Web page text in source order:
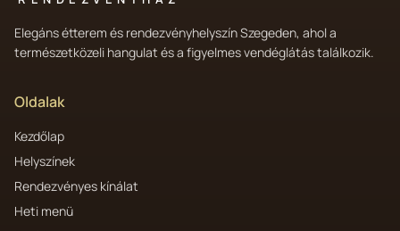
Elegáns étterem és rendezvényhelyszín Szegeden, ahol a
természetközeli hangulat és a figyelmes vendéglátás találkozik.
Oldalak
Kezdőlap
Helyszínek
Rendezvényes kínálat
Heti menü